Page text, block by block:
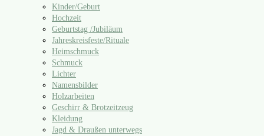
Kinder/​Geburt
Hochzeit
Geburtstag /​Jubiläum
Jahreskreisfeste/​Rituale
Heimschmuck
Schmuck
Lichter
Namensbilder
Holzarbeiten
Geschirr & Brotzeitzeug
Kleidung
Jagd & Draußen unterwegs